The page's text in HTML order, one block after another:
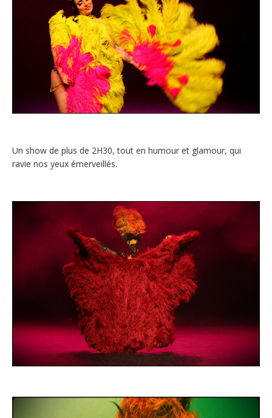
Un show de plus de 2H30, tout en humour et glamour, qui
ravie nos yeux émerveillés.